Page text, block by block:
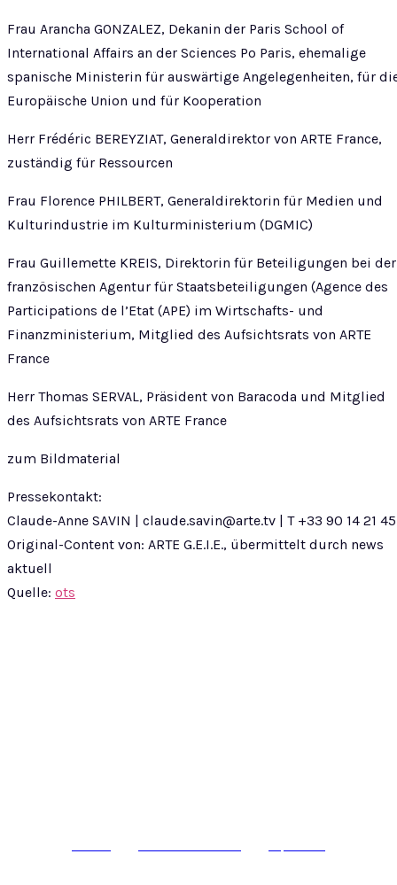
Frau Arancha GONZALEZ, Dekanin der Paris School of
International Affairs an der Sciences Po Paris, ehemalige
spanische Ministerin für auswärtige Angelegenheiten, für
Europäische Union und für Kooperation
Herr Frédéric BEREYZIAT, Generaldirektor von ARTE France,
zuständig für Ressourcen
Frau Florence PHILBERT, Generaldirektorin für Medien und
Kulturindustrie im Kulturministerium (DGMIC)
Frau Guillemette KREIS, Direktorin für Beteiligungen bei der
französischen Agentur für Staatsbeteiligungen (Agence des
Participations de l’Etat (APE) im Wirtschafts- und
Finanzministerium, Mitglied des Aufsichtsrats von ARTE
France
Herr Thomas SERVAL, Präsident von Baracoda und Mitglied
des Aufsichtsrats von ARTE France
zum Bildmaterial
Pressekontakt:
Claude-Anne SAVIN | claude.savin@arte.tv | T +33 90 14 21 45
Original-Content von: ARTE G.E.I.E., übermittelt durch news
aktuell
Quelle: ots